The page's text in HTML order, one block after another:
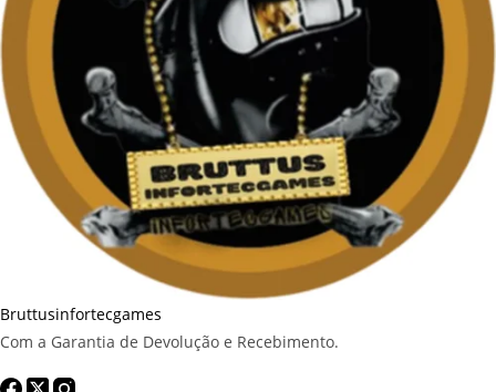
Bruttusinfortecgames
Com a Garantia de Devolução e Recebimento.